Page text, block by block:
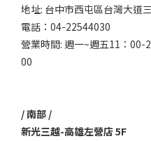
地址: 台中市西屯區台灣大道
電話：04-22544030
營業時間: 週一~週五11：00-
00
/ 南部 /
新光三越-高雄左營店 5F